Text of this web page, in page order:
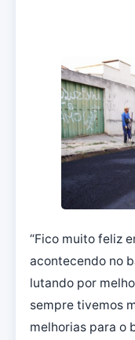
“Fico muito feliz
acontecendo no
lutando por
sempre tivemos
melhorias para o